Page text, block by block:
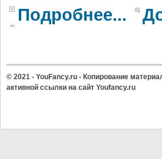
Подробнее...
© 2021 - YouFancy.ru - Копирование
активной ссылки на сайт Youfancy.ru